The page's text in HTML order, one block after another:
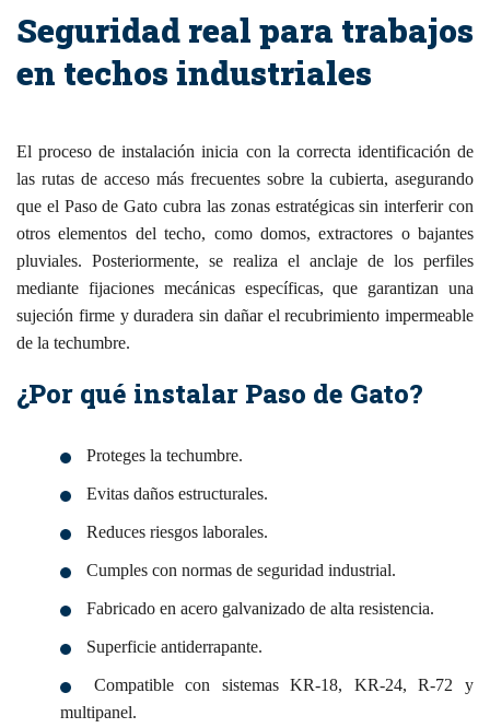
Seguridad real para trabajos
en techos industriales
El proceso de instalación inicia con la correcta identificación de
las rutas de acceso más frecuentes sobre la cubierta, asegurando
que el Paso de Gato cubra las zonas estratégicas sin interferir con
otros elementos del techo, como domos, extractores o bajantes
pluviales. Posteriormente, se realiza el anclaje de los perfiles
mediante fijaciones mecánicas específicas, que garantizan una
sujeción firme y duradera sin dañar el recubrimiento impermeable
de la techumbre.
¿Por qué instalar Paso de Gato?
Proteges la techumbre.
Evitas daños estructurales.
Reduces riesgos laborales.
Cumples con normas de seguridad industrial.
Fabricado en acero galvanizado de alta resistencia.
Superficie antiderrapante.
Compatible con sistemas KR-18, KR-24, R-72 y
multipanel.